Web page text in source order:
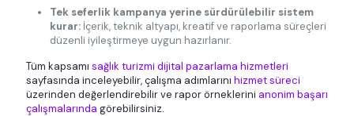
Tek seferlik kampanya yerine sürdürülebilir sistem
kurar: İçerik, teknik altyapı, kreatif ve raporlama süreçleri
düzenli iyileştirmeye uygun hazırlanır.
Tüm kapsamı sağlık turizmi dijital pazarlama hizmetleri
sayfasında inceleyebilir, çalışma adımlarını hizmet süreci
üzerinden değerlendirebilir ve rapor örneklerini anonim başarı
çalışmalarında görebilirsiniz.